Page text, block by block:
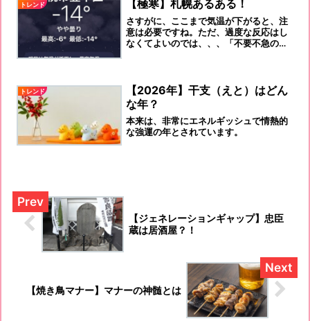
トレンド 【極寒】札幌あるある！
さすがに、ここまで気温が下がると、注
意は必要ですね。ただ、過度な反応はし
なくてよいのでは、、、「不要不急の外
トレンド
【2026年】干支（えと）はどん
な年？
本来は、非常にエネルギッシュで情熱的
な強運の年とされています。
【ジェネレーションギャップ】忠臣
蔵は居酒屋？！
【焼き鳥マナー】マナーの神髄とは